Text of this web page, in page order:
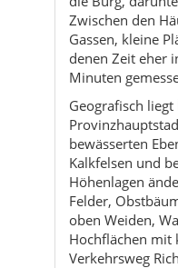
Geografisch
bewässerten
Kalkfelsen und
Höhenlagen
Felder,
oben Weiden,
Hochflächen mit
Verkehrsweg
sorgt seit
Menschen und
– und trotzdem
wie eine stille
Routen.